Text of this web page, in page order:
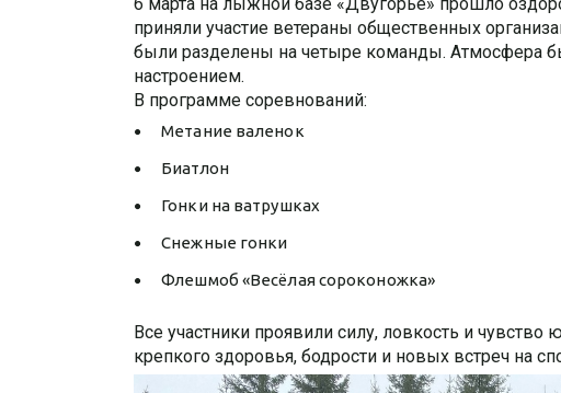
приняли участие ветераны общественных
были разделены на четыре команды. Атмосфера
настроением.
В программе соревнований:
Метание валенок
Биатлон
Гонки на ватрушках
Снежные гонки
Флешмоб «Весёлая сороконожка»
Все участники проявили силу, ловкость и
крепкого здоровья, бодрости и новых встреч на